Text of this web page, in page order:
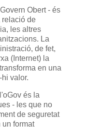
Obert - és
relació de
les altres
La
de fet,
(Internet) la
en una
valor.
és la
- les que no
de seguretat
un format